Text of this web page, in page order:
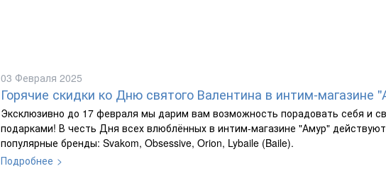
03 Февраля 2025
Горячие скидки ко Дню святого Валентина в интим-магазине
Эксклюзивно до 17 февраля мы дарим вам возможность порадовать себя и
подарками! В честь Дня всех влюблённых в интим-магазине "Амур"
популярные бренды: Svakom, Obsessive, Orion, Lybaile (Baile).
Подробнее